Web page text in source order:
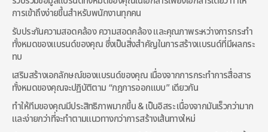
การเข้าถึงง่ายขึ้นสำหรับพนักงานทุกคน
รับประกันความสอดคล้อง ความสอดคล้อง และคุณภาพระหว่างการกระทำ
ทั้งหมดของแบรนด์ของคุณ ซึ่งเป็นสิ่งสำคัญในการสร้างแบรนด์ที่มีผลกระ
ทบ
เสริมสร้างเอกลักษณ์ของแบรนด์ของคุณ เนื่องจากการกระทำการสื่อสาร
ทั้งหมดของคุณจะปฏิบัติตาม “กฎการออกแบบ” เดียวกัน
ทำให้ทีมของคุณมีประสิทธิภาพมากขึ้น & เป็นอิสระ เนื่องจากมันเร็วกว่ามาก
และง่ายกว่าที่จะทำตามแนวทางกว่าการสร้างเส้นทางใหม่